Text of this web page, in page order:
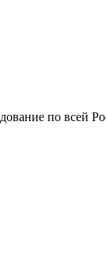
по всей